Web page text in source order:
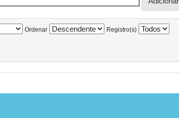
Ordenar Registro(s)